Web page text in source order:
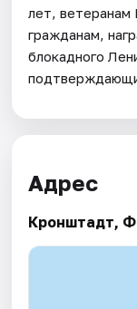
лет, ветеранам
гражданам,
блокадного
Адрес
Кронштадт,